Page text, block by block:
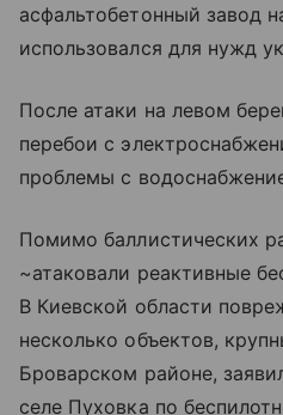
асфальтобетонный завод
использовался для нужд
После атаки на левом
перебои с
проблемы с
Помимо баллистических
~атаковали реактивные
В Киевской области
несколько объектов,
Броварском районе,
селе Пуховка по